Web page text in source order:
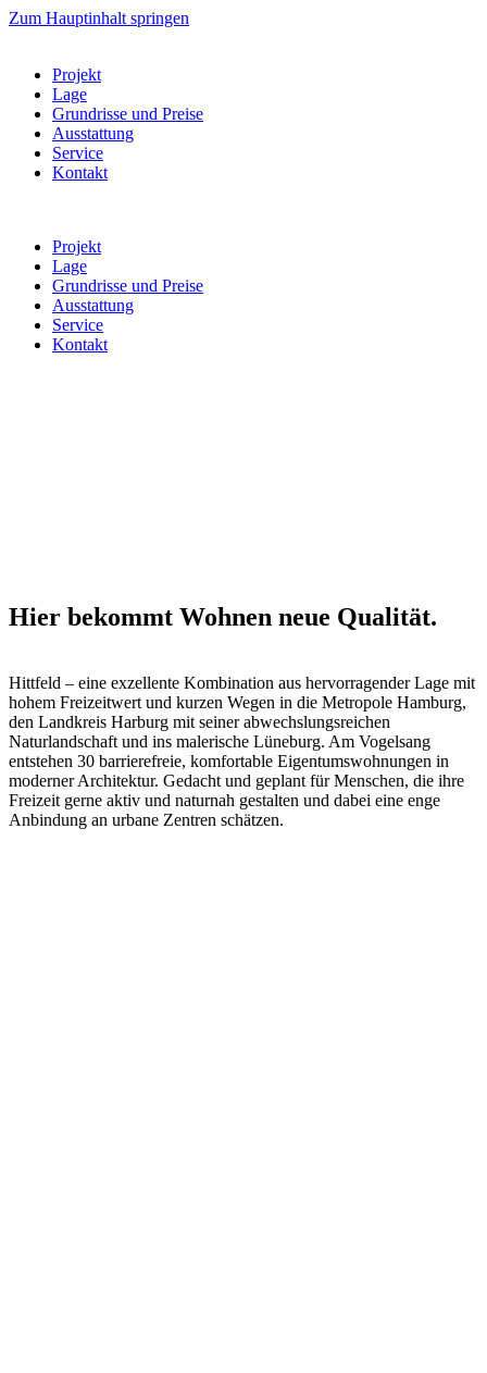
Zum Hauptinhalt springen
Projekt
Lage
Grundrisse und Preise
Ausstattung
Service
Kontakt
Projekt
Lage
Grundrisse und Preise
Ausstattung
Service
Kontakt
Hier bekommt Wohnen neue Qualität.
Hittfeld – eine exzellente Kombination aus hervorragender Lage mit
hohem Freizeitwert und kurzen Wegen in die Metropole Hamburg,
den Landkreis Harburg mit seiner abwechslungsreichen
Naturlandschaft und ins malerische Lüneburg. Am Vogelsang
entstehen 30 barrierefreie, komfortable Eigentumswohnungen in
moderner Architektur. Gedacht und geplant für Menschen, die ihre
Freizeit gerne aktiv und naturnah gestalten und dabei eine enge
Anbindung an urbane Zentren schätzen.